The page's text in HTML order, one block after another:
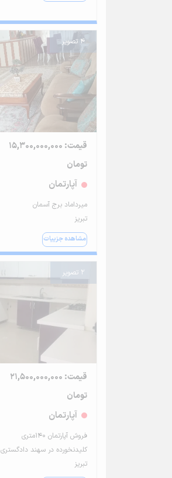
4 تصویر
قیمت: 15,300,000,000
تومان
آپارتمان
میرداماد برج آسمان
تبریز
مشاهده جزییات
2 تصویر
قیمت: 21,500,000,000
تومان
آپارتمان
فروش آپارتمان ۱۴۰متری
کلیدنخورده در سهند دادگستری
تبریز